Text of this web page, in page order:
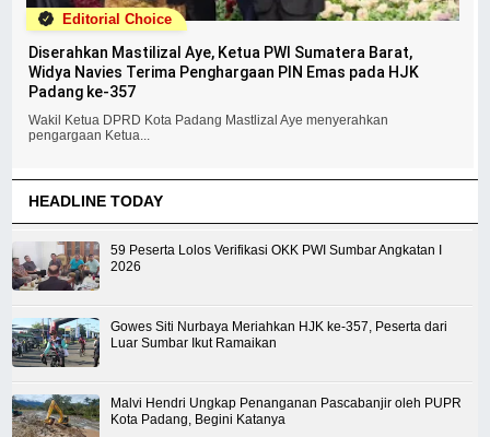
Editorial Choice
Diserahkan Mastilizal Aye, Ketua PWI Sumatera Barat,
Widya Navies Terima Penghargaan PIN Emas pada HJK
Padang ke-357
Wakil Ketua DPRD Kota Padang Mastlizal Aye menyerahkan
pengargaan Ketua...
HEADLINE TODAY
59 Peserta Lolos Verifikasi OKK PWI Sumbar Angkatan I
2026
Gowes Siti Nurbaya Meriahkan HJK ke-357, Peserta dari
Luar Sumbar Ikut Ramaikan
Malvi Hendri Ungkap Penanganan Pascabanjir oleh PUPR
Kota Padang, Begini Katanya